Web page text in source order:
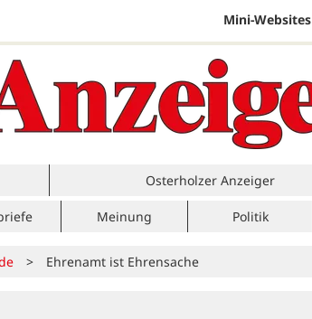
Mini-Websites
Osterholzer Anzeiger
Meinung Politik
> Ehrenamt ist Ehrensache